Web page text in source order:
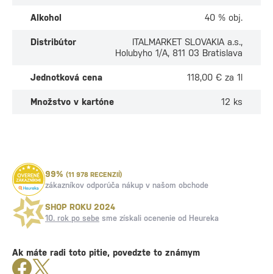
Alkohol 40 % obj.
Distribútor
ITALMARKET SLOVAKIA a.s.,
Holubyho 1/A, 811 03 Bratislava
Jednotková cena 118,00 € za 1l
Množstvo v kartóne 12 ks
99% (11 978 RECENZIÍ)
zákazníkov odporúča nákup v našom obchode
SHOP ROKU 2024
10. rok po sebe sme získali ocenenie od Heureka
Ak máte radi toto pitie, povedzte to známym